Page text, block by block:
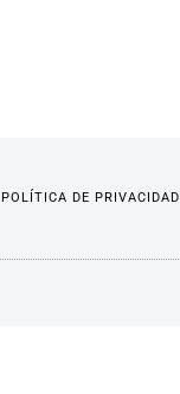
POLÍTICA DE PRIVACIDAD